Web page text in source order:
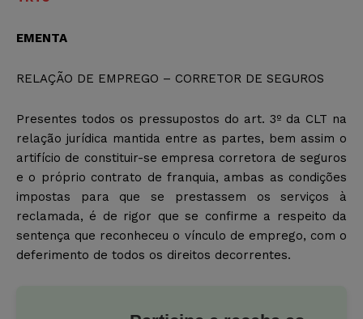
EMENTA
RELAÇÃO DE EMPREGO – CORRETOR DE SEGUROS
Presentes todos os pressupostos do art. 3º da CLT na
relação jurídica mantida entre as partes, bem assim o
artifício de constituir-se empresa corretora de seguros
e o próprio contrato de franquia, ambas as condições
impostas para que se prestassem os serviços à
reclamada, é de rigor que se confirme a respeito da
sentença que reconheceu o vínculo de emprego, com o
deferimento de todos os direitos decorrentes.